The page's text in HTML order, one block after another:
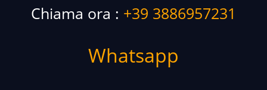
Chiama ora : +39 3886957231
Whatsapp